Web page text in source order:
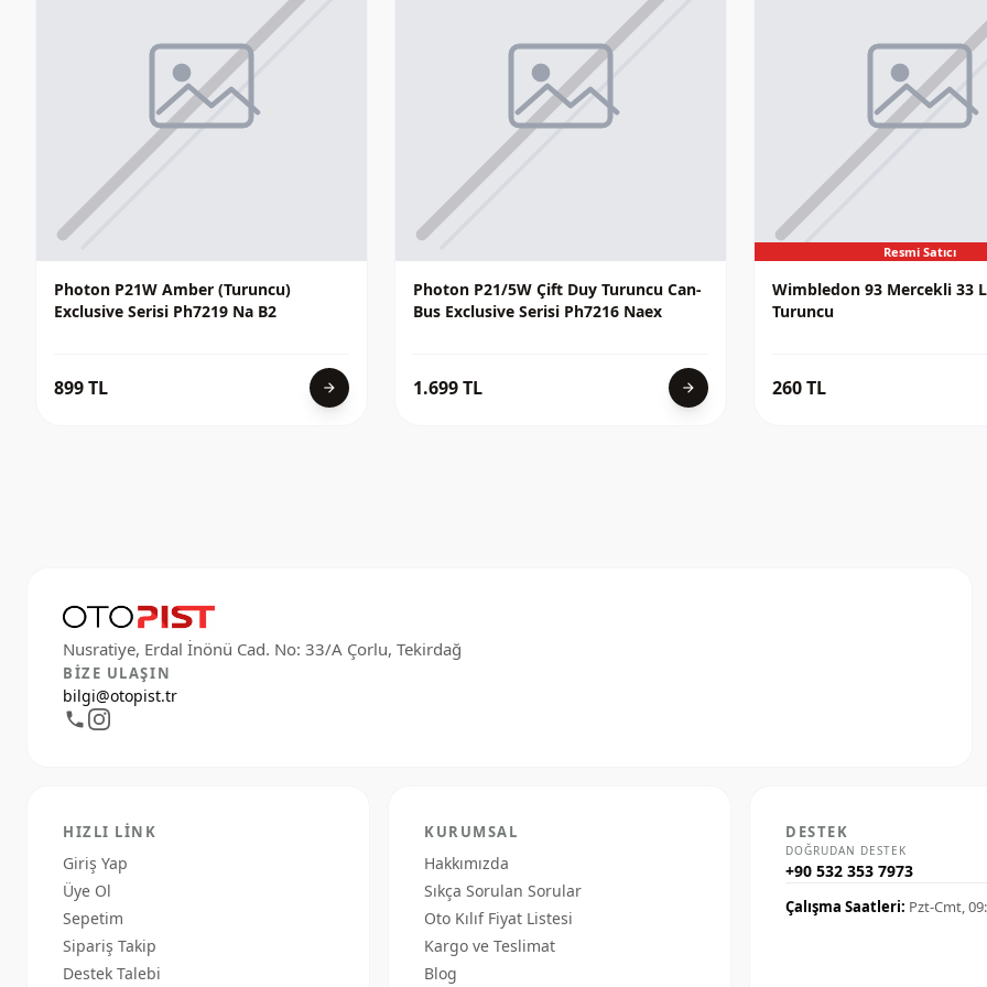
Photon P21W Amber (Turuncu)
Exclusive Serisi Ph7219 Na B2
899 TL arrow_forward
Photon P21/5W Çift Duy Turuncu Can-
Bus Exclusive Serisi Ph7216 Naex
1.699 TL arrow_forward
Resmi Satıcı
Wimbledon 93 Mercekli̇ 33
Turuncu
260 TL
BIZE ULAŞIN
bilgi@otopist.tr
HIZLI LINK
Giriş Yap
Üye Ol
Sepetim
Sipariş Takip
Destek Talebi
KURUMSAL
Hakkımızda
Sıkça Sorulan Sorular
Oto Kılıf Fiyat Listesi
Kargo ve Teslimat
Blog
DESTEK
DOĞRUDAN DESTEK
+90 532 353 7973
Çalışma Saatleri: Pzt-Cmt,